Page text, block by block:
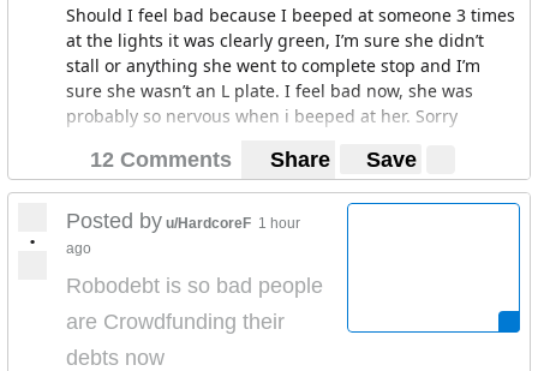
Should I feel bad because I beeped at someone 3 times
at the lights it was clearly green, I’m sure she didn’t
stall or anything she went to complete stop and I’m
sure she wasn’t an L plate. I feel bad now, she was
probably so nervous when i beeped at her. Sorry
12 Comments Share Save
•
Posted by u/HardcoreF 1 hour
ago
Robodebt is so bad people
are Crowdfunding their
debts now